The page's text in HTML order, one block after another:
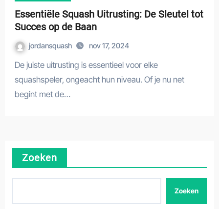
Essentiële Squash Uitrusting: De Sleutel tot
Succes op de Baan
jordansquash nov 17, 2024
De juiste uitrusting is essentieel voor elke
squashspeler, ongeacht hun niveau. Of je nu net
begint met de…
Zoeken
Zoeken